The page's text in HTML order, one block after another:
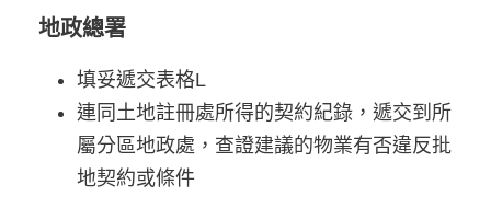
地政總署
填妥遞交表格L
連同土地註冊處所得的契約紀錄，遞交到所
屬分區地政處，查證建議的物業有否違反批
地契約或條件